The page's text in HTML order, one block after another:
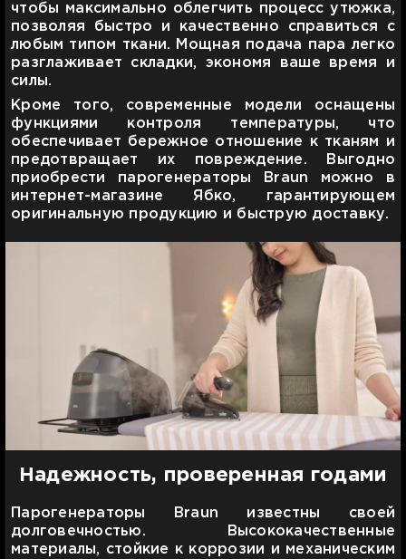
чтобы максимально облегчить процесс утюжка,
позволяя быстро и качественно справиться с
любым типом ткани. Мощная подача пара легко
разглаживает складки, экономя ваше время и
силы.
Кроме того, современные модели оснащены
функциями контроля температуры, что
обеспечивает бережное отношение к тканям и
предотвращает их повреждение. Выгодно
приобрести парогенераторы Braun можно в
интернет-магазине Ябко, гарантирующем
оригинальную продукцию и быструю доставку.
Надежность, проверенная годами
Парогенераторы Braun известны своей
долговечностью. Высококачественные
материалы, стойкие к коррозии и механическим